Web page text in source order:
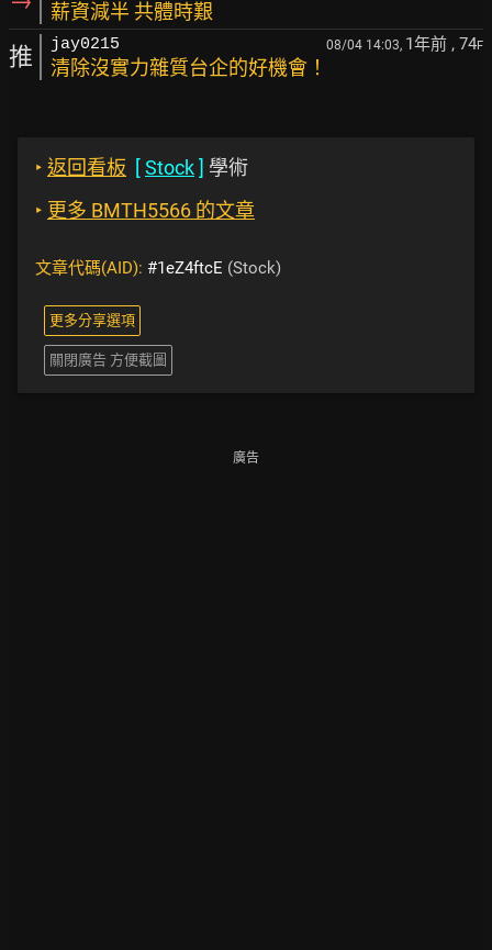
薪資減半 共體時艱
推 jay0215 08/04 14:03, 1年前 , 74F
清除沒實力雜質台企的好機會！
‣ 返回看板 [Stock] 學術
‣ 更多 BMTH5566 的文章
文章代碼(AID): #1eZ4ftcE (Stock)
更多分享選項
關閉廣告 方便截圖
廣告